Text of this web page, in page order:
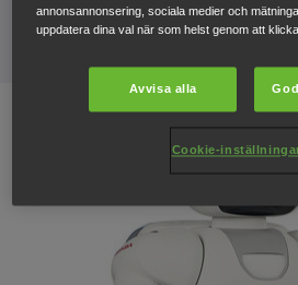
10 september 2014
annonsannonsering, sociala medier och
uppdatera dina val när som helst genom att
Avvisa alla
Cookie-